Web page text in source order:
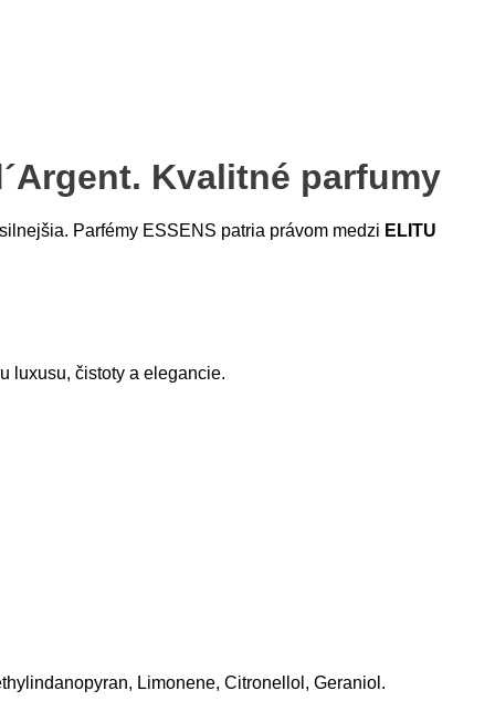
Kvalitné parfumy
Parfémy ESSENS patria právom medzi ELITU
luxusu, čistoty a elegancie.
Limonene, Citronellol, Geraniol.